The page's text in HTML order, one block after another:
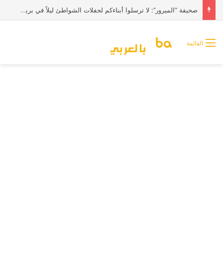
صحيفة “الميرور”: لا ترسلوا أبناءكم لحفلات الشواطئ ليلاً في بريطانيا
القائمة